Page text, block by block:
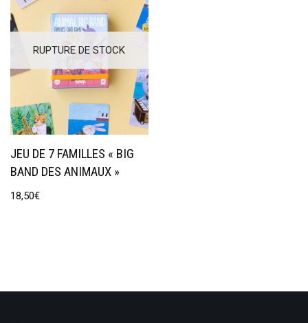
RUPTURE DE STOCK
JEU DE 7 FAMILLES « BIG
BAND DES ANIMAUX »
18,50€